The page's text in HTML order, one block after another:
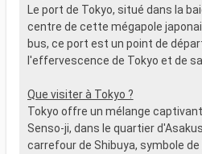
Le port de Tokyo, situé dans la
centre de cette mégapole
bus, ce port est un point de
l'effervescence de Tokyo et de sa
Que visiter à Tokyo ?
Tokyo offre un mélange
Senso-ji, dans le quartier
carrefour de Shibuya, symbole